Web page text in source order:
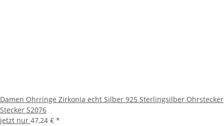
Damen Ohrringe Zirkonia echt Silber 925 Sterlingsilber Ohrstecker
Stecker S2076
jetzt nur 47,24 € *